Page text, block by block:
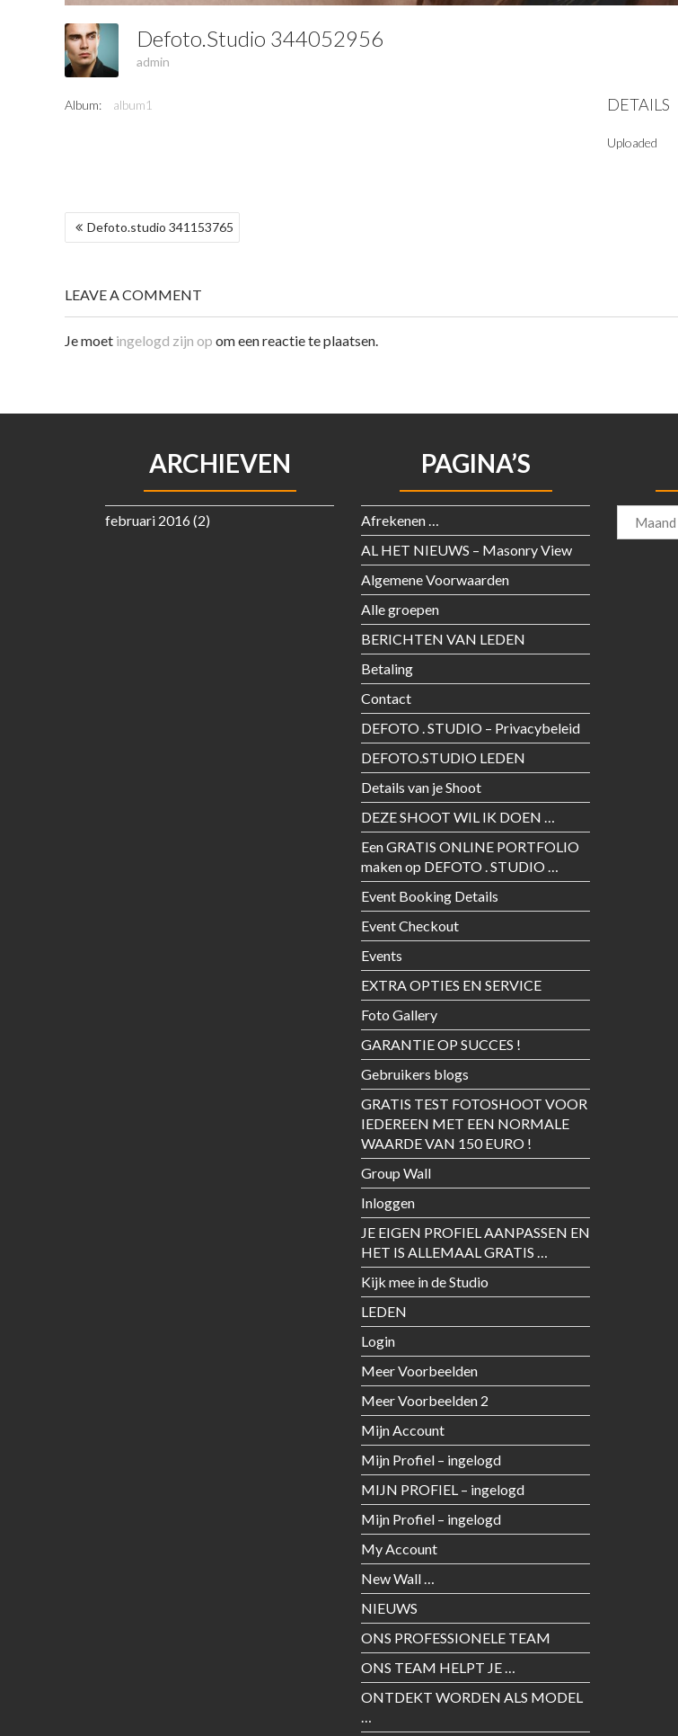
Defoto.studio 344052956
admin
Album: album1 DETAILS
Uploaded
BERICHT
NAVIGATIE
Defoto.studio 341153765
LEAVE A COMMENT
Je moet ingelogd zijn op om een reactie te plaatsen.
ARCHIEVEN
februari 2016 (2)
PAGINA’S
Afrekenen …
AL HET NIEUWS – Masonry View
Algemene Voorwaarden
Alle groepen
BERICHTEN VAN LEDEN
Betaling
Contact
DEFOTO . STUDIO – Privacybeleid
DEFOTO.STUDIO LEDEN
Details van je Shoot
DEZE SHOOT WIL IK DOEN …
Een GRATIS ONLINE PORTFOLIO
maken op DEFOTO . STUDIO …
Event Booking Details
Event Checkout
Events
EXTRA OPTIES EN SERVICE
Foto Gallery
GARANTIE OP SUCCES !
Gebruikers blogs
GRATIS TEST FOTOSHOOT VOOR
IEDEREEN MET EEN NORMALE
WAARDE VAN 150 EURO !
Group Wall
Inloggen
JE EIGEN PROFIEL AANPASSEN EN
HET IS ALLEMAAL GRATIS …
Kijk mee in de Studio
LEDEN
Login
Meer Voorbeelden
Meer Voorbeelden 2
Mijn Account
Mijn Profiel – ingelogd
MIJN PROFIEL – ingelogd
Mijn Profiel – ingelogd
My Account
New Wall …
NIEUWS
ONS PROFESSIONELE TEAM
ONS TEAM HELPT JE …
ONTDEKT WORDEN ALS MODEL
…
Archief